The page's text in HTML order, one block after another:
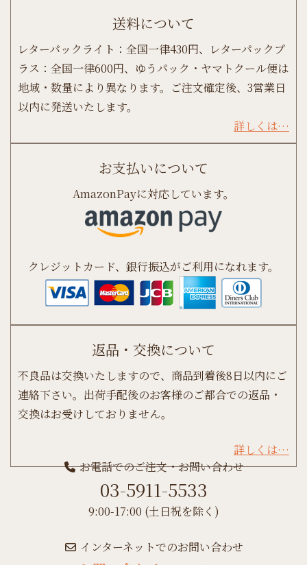
送料について
レターパックライト：全国一律430円、レターパックプ
ラス：全国一律600円、ゆうパック・ヤマトクール便は
地域・数量により異なります。ご注文確定後、3営業日
以内に発送いたします。
詳しくは…
お支払いについて
AmazonPayに対応しています。
クレジットカード、銀行振込がご利用になれます。
返品・交換について
不良品は交換いたしますので、商品到着後8日以内にご
連絡下さい。出荷手配後のお客様のご都合での返品・
交換はお受けしておりません。
詳しくは…
お電話でのご注文・お問い合わせ
03-5911-5533
9:00-17:00 (土日祝を除く)
インターネットでのお問い合わせ